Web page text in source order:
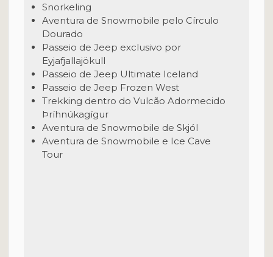
Snorkeling
Aventura de Snowmobile pelo Círculo
Dourado
Passeio de Jeep exclusivo por
Eyjafjallajökull
Passeio de Jeep Ultimate Iceland
Passeio de Jeep Frozen West
Trekking dentro do Vulcão Adormecido
Þríhnúkagígur
Aventura de Snowmobile de Skjól
Aventura de Snowmobile e Ice Cave
Tour